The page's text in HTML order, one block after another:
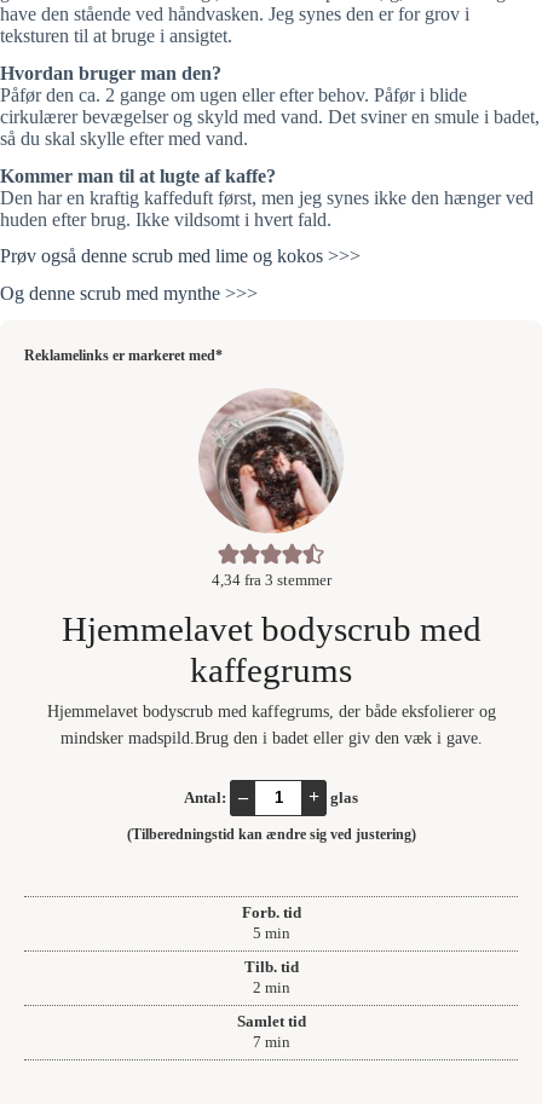
have den stående ved håndvasken. Jeg synes den er for grov i
teksturen til at bruge i ansigtet.
Hvordan bruger man den?
Påfør den ca. 2 gange om ugen eller efter behov. Påfør i blide
cirkulærer bevægelser og skyld med vand. Det sviner en smule i badet,
så du skal skylle efter med vand.
Kommer man til at lugte af kaffe?
Den har en kraftig kaffeduft først, men jeg synes ikke den hænger ved
huden efter brug. Ikke vildsomt i hvert fald.
Prøv også denne scrub med lime og kokos >>>
Og denne scrub med mynthe >>>
Reklamelinks er markeret med*
4,34fra 3 stemmer
Hjemmelavet bodyscrub med
kaffegrums
Hjemmelavet bodyscrub med kaffegrums, der både eksfolierer og
mindsker madspild.Brug den i badet eller giv den væk i gave.
Antal: – + glas
(Tilberedningstid kan ændre sig ved justering)
Forb. tid
5minutter
min
Tilb. tid
2minutter
min
Samlet tid
7minutter
min